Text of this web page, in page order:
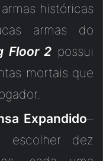
históricas
armas do
Floor 2 possui
mortais que
Expandido–
escolher dez